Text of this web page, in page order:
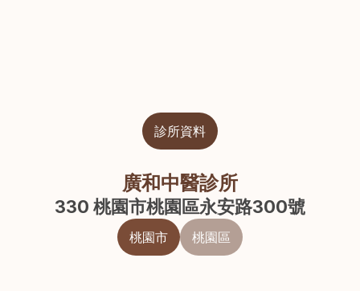
診所資料
廣和中醫診所
330 桃園市桃園區永安路300號
桃園市 桃園區